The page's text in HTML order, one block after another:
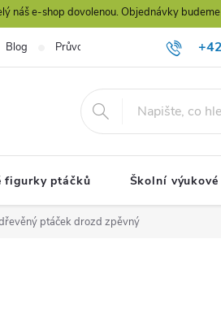
náš e-shop dovolenou. Objednávky
Blog Průvodce výběrem karet
figurky ptáčků Školní
ptáček drozd zpěvný